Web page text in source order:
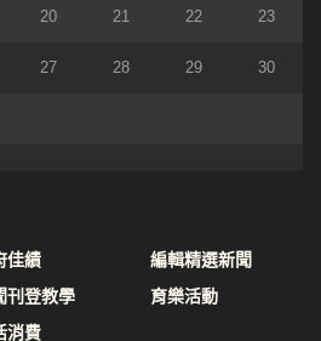
20 21 22 23
27 28 29 30
佳績
刊登教學
消費
編輯精選新聞
育樂活動